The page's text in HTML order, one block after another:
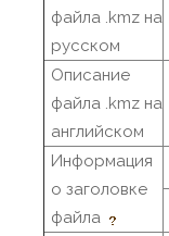
файла .kmz на
русском
Описание
файла .kmz на
английском
Информация
о заголовке
файла